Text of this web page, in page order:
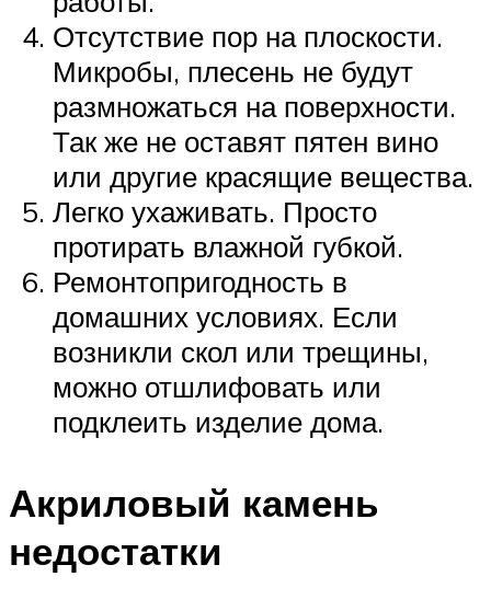
Отсутствие пор на плоскости.
Микробы, плесень не будут
размножаться на поверхности.
Так же не оставят пятен вино
или другие красящие вещества.
Легко ухаживать. Просто
протирать влажной губкой.
Ремонтопригодность в
домашних условиях. Если
возникли скол или трещины,
можно отшлифовать или
подклеить изделие дома.
Акриловый камень
недостатки